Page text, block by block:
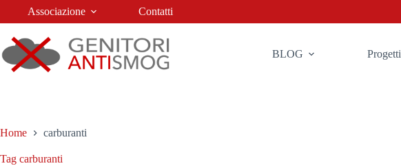
Associazione Contatti
BLOG Progetti
Home carburanti
Tag carburanti